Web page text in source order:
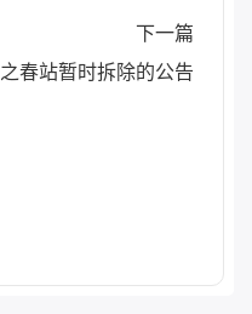
下一篇
春站暂时拆除的公告